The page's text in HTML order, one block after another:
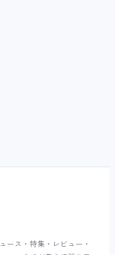
ース・特集・レビュー・